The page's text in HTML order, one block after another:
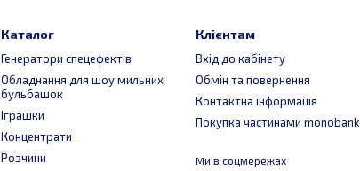
Каталог
Генератори спецефектів
Обладнання для шоу мильних
бульбашок
Іграшки
Концентрати
Розчини
Клієнтам
Вхід до кабінету
Обмін та повернення
Контактна інформація
Покупка частинами monobank
Ми в соцмережах